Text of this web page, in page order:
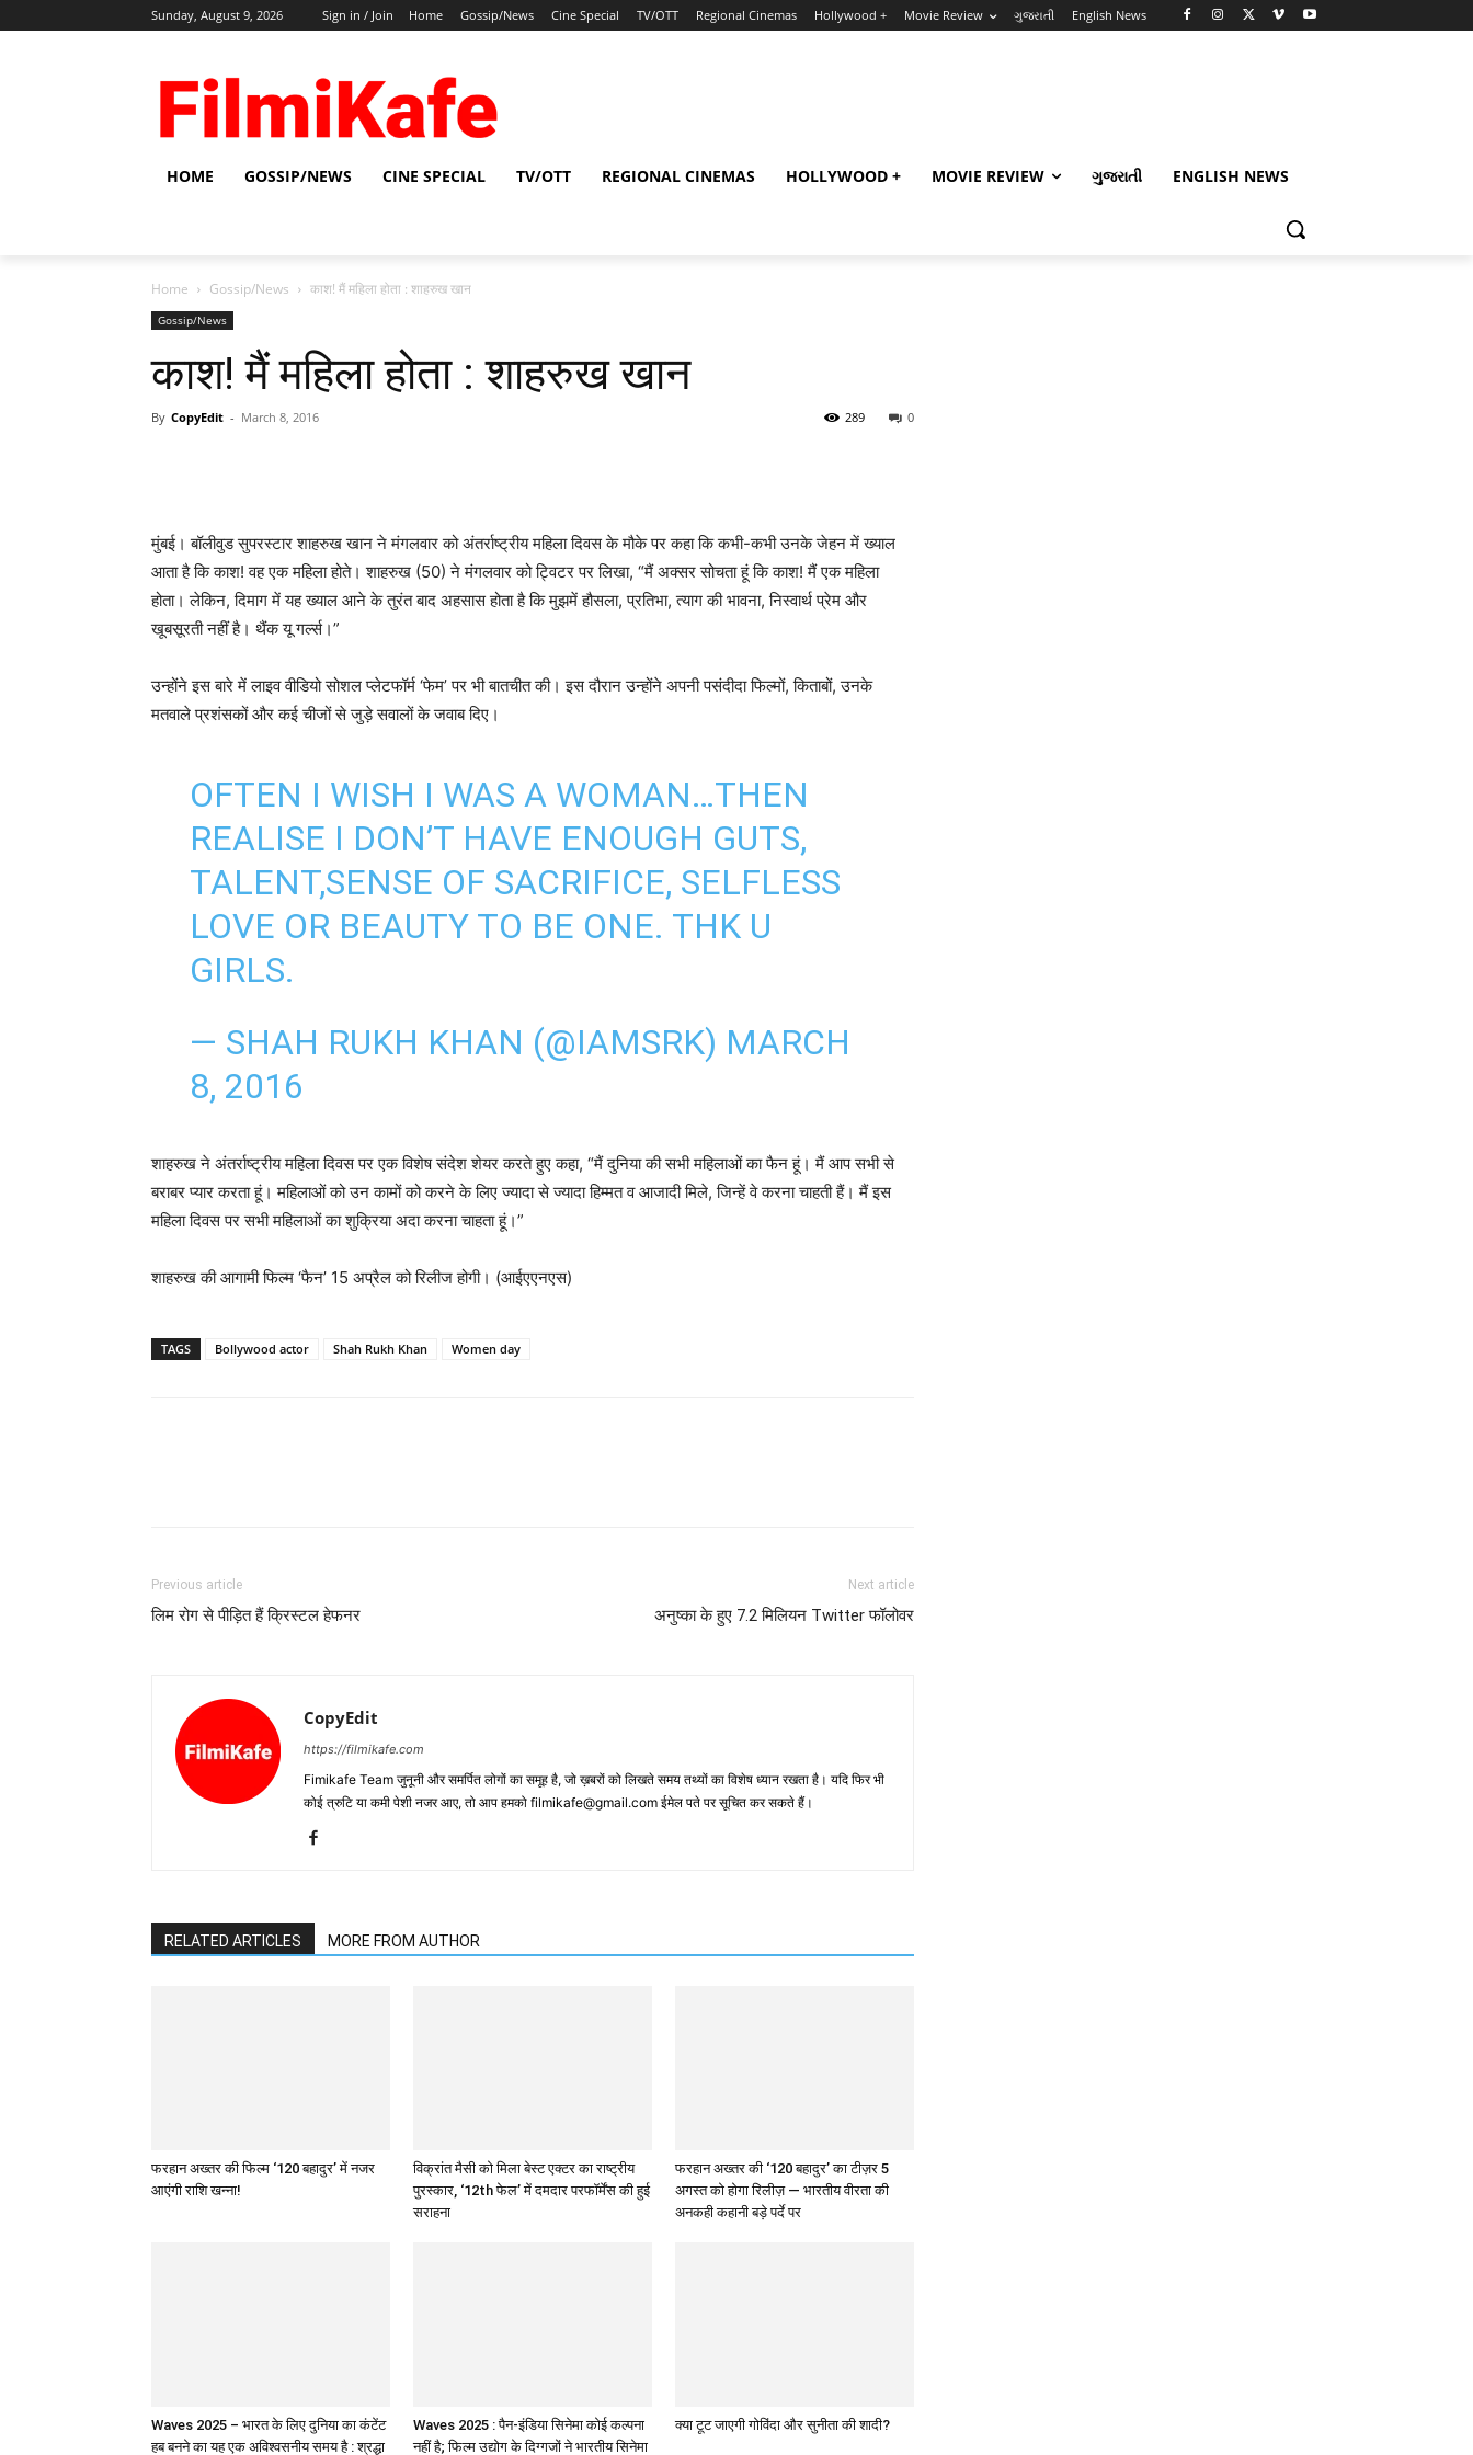
Sunday, August 9, 2026 Sign in / Join Home Gossip/News Cine Special TV/OTT Regional Cinemas Hollywood + Movie Review ગુજરાતી English News
HOME GOSSIP/NEWS CINE SPECIAL TV/OTT REGIONAL CINEMAS HOLLYWOOD + MOVIE REVIEW ગુજરાતી ENGLISH NEWS
Home Gossip/News काश! मैं महिला होता : शाहरुख खान
Gossip/News
काश! मैं महिला होता : शाहरुख खान
By CopyEdit - March 8, 2016 0
289
मुंबई। बॉलीवुड सुपरस्टार शाहरुख खान ने मंगलवार को अंतर्राष्ट्रीय महिला दिवस के मौके पर कहा कि कभी-कभी उनके जेहन में ख्याल
आता है कि काश! वह एक महिला होते। शाहरुख (50) ने मंगलवार को ट्विटर पर लिखा, “मैं अक्सर सोचता हूं कि काश! मैं एक महिला
होता। लेकिन, दिमाग में यह ख्याल आने के तुरंत बाद अहसास होता है कि मुझमें हौसला, प्रतिभा, त्याग की भावना, निस्वार्थ प्रेम और
खूबसूरती नहीं है। थैंक यू गर्ल्स।”
उन्होंने इस बारे में लाइव वीडियो सोशल प्लेटफॉर्म ‘फेम’ पर भी बातचीत की। इस दौरान उन्होंने अपनी पसंदीदा फिल्मों, किताबों, उनके
मतवाले प्रशंसकों और कई चीजों से जुड़े सवालों के जवाब दिए।
OFTEN I WISH I WAS A WOMAN…THEN
REALISE I DON’T HAVE ENOUGH GUTS,
TALENT,SENSE OF SACRIFICE, SELFLESS
LOVE OR BEAUTY TO BE ONE. THK U
GIRLS.
— SHAH RUKH KHAN (@IAMSRK) MARCH
8, 2016
शाहरुख ने अंतर्राष्ट्रीय महिला दिवस पर एक विशेष संदेश शेयर करते हुए कहा, “मैं दुनिया की सभी महिलाओं का फैन हूं। मैं आप सभी से
बराबर प्यार करता हूं। महिलाओं को उन कामों को करने के लिए ज्यादा से ज्यादा हिम्मत व आजादी मिले, जिन्हें वे करना चाहती हैं। मैं इस
महिला दिवस पर सभी महिलाओं का शुक्रिया अदा करना चाहता हूं।”
शाहरुख की आगामी फिल्म ‘फैन’ 15 अप्रैल को रिलीज होगी। (आईएएनएस)
TAGS Bollywood actor Shah Rukh Khan Women day
Previous article
लिम रोग से पीड़ित हैं क्रिस्टल हेफनर
Next article
अनुष्‍का के हुए 7.2 मिलियन Twitter फॉलोवर
CopyEdit
https://filmikafe.com
Fimikafe Team जुनूनी और समर्पित लोगों का समूह है, जो ख़बरों को लिखते समय तथ्‍यों का विशेष ध्‍यान रखता है। यदि फिर भी
कोई त्रुटि या कमी पेशी नजर आए, तो आप हमको filmikafe@gmail.com ईमेल पते पर सूचित कर सकते हैं।
RELATED ARTICLES MORE FROM AUTHOR
फरहान अख्तर की फिल्म ‘120 बहादुर’ में नजर
आएंगी राशि खन्ना!
विक्रांत मैसी को मिला बेस्ट एक्टर का राष्ट्रीय
पुरस्कार, ‘12th फेल’ में दमदार परफॉर्मेंस की हुई
सराहना
फरहान अख्तर की ‘120 बहादुर’ का टीज़र 5
अगस्त को होगा रिलीज़ — भारतीय वीरता की
अनकही कहानी बड़े पर्दे पर
Waves 2025 – भारत के लिए दुनिया का कंटेंट
हब बनने का यह एक अविश्वसनीय समय है : श्रद्धा
Waves 2025 : पैन-इंडिया सिनेमा कोई कल्पना
नहीं है; फिल्म उद्योग के दिग्गजों ने भारतीय सिनेमा
क्या टूट जाएगी गोविंदा और सुनीता की शादी?